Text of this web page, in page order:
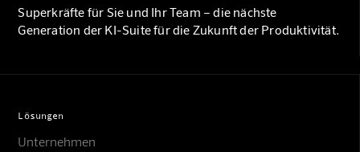
Superkräfte für Sie und Ihr Team – die nächste
Generation der KI-Suite für die Zukunft der Produktivität.
Lösungen
Unternehmen